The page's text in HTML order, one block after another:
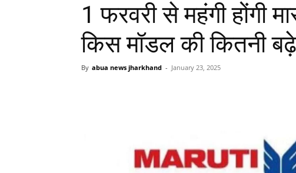
1 फरवरी से महंगी होंगी
किस मॉडल की कितनी
By abua news jharkhand - January 23, 2025